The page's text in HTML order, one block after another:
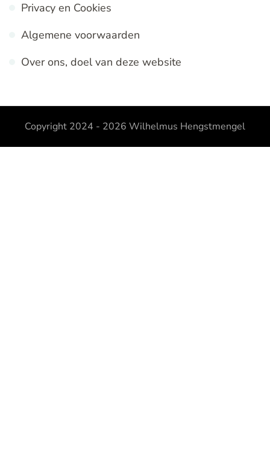
Privacy en Cookies
Algemene voorwaarden
Over ons, doel van deze website
Copyright 2024 - 2026 Wilhelmus Hengstmengel